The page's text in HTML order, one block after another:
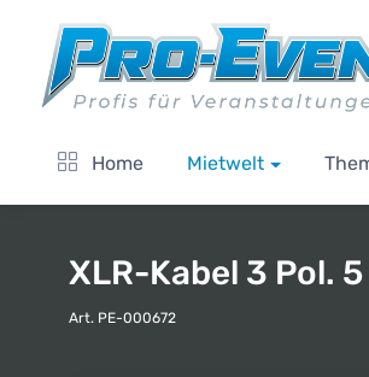
Home Mietwelt
XLR-Kabel 3 Pol. 5
Art. PE-000672